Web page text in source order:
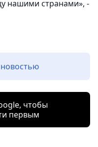
нашими странами», -
чтобы
первым